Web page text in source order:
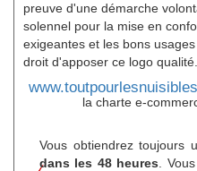
preuve d'une démarche
solennel pour la mise en
exigeantes et les bons
droit d'apposer ce logo qualité.
la charte e-
Vous obtiendrez toujours
dans les 48 heures .